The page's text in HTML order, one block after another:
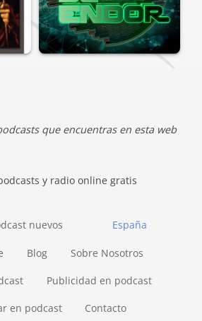
que encuentras en esta web
y radio online gratis
España
nuevos
Blog Sobre Nosotros
Publicidad en podcast
en podcast Contacto